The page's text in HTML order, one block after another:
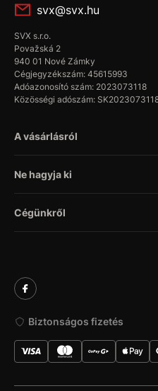
svx@svx.hu
SVX s.r.o.
Považská 2
940 01 Nové Zámky
Cégjegyzékszám: 45615993
Adóazonosító szám: 2023073118
Közösségi adószám:
A vásárlásról
Ne hagyja ki
Cégünkről
Biztonságos fizetés